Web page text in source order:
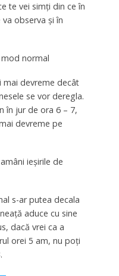
te vei simţi din ce în
observa şi în
normal
mai devreme decât
se vor deregla.
în jur de ora 6 – 7,
devreme pe
ieşirile de
s-ar putea decala
aduce cu sine
dacă vrei ca a
orei 5 am, nu poţi